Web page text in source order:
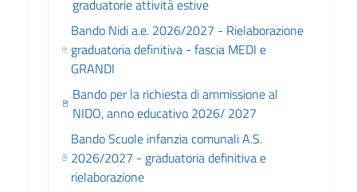
graduatorie attività estive
Bando Nidi a.e. 2026/2027 - Rielaborazione
graduatoria definitiva - fascia MEDI e
GRANDI
Bando per la richiesta di ammissione al
NIDO, anno educativo 2026/ 2027
Bando Scuole infanzia comunali A.S.
2026/2027 - graduatoria definitiva e
rielaborazione